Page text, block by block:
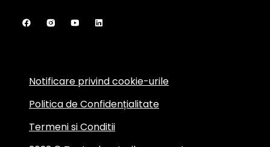
Notificare privind cookie-urile
Politica de Confidențialitate
Termeni si Conditii